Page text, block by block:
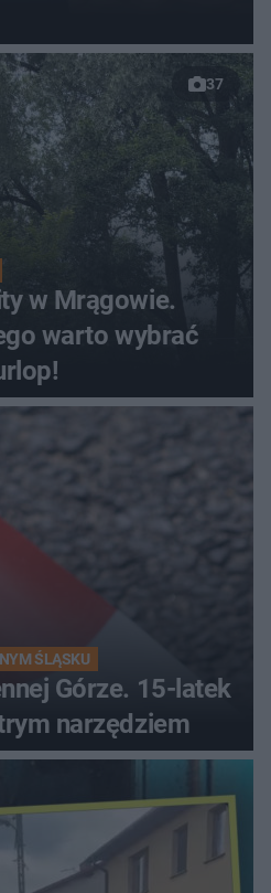
37
w Mrągowie.
warto wybrać
ŚLĄSKU
Górze. 15-latek
narzędziem